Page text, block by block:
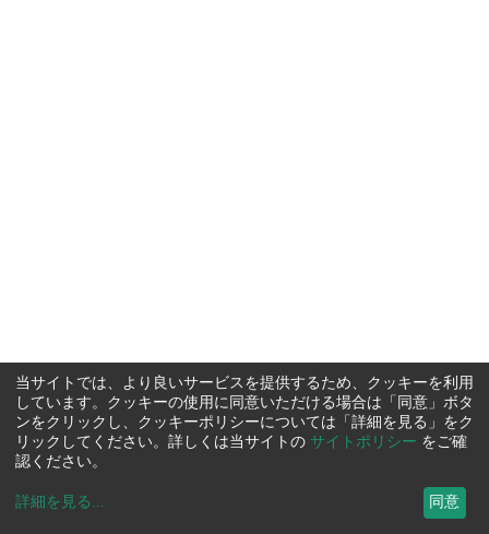
当サイトでは、より良いサービスを提供するため、クッキーを利用
しています。クッキーの使用に同意いただける場合は「同意」ボタ
ンをクリックし、クッキーポリシーについては「詳細を見る」をク
リックしてください。詳しくは当サイトの サイトポリシー をご確
認ください。
詳細を見る ... 同意